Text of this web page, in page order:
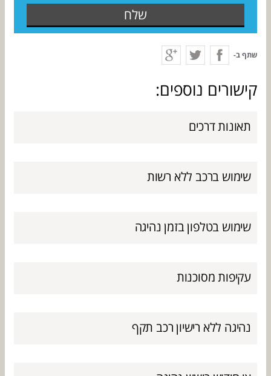
שלח
שתף ב-
קישורים נוספים:
תאונות דרכים
שימוש ברכב ללא רשות
שימוש בטלפון בזמן נהיגה
עקיפות מסוכנות
נהיגה ללא רישיון רכב תקף